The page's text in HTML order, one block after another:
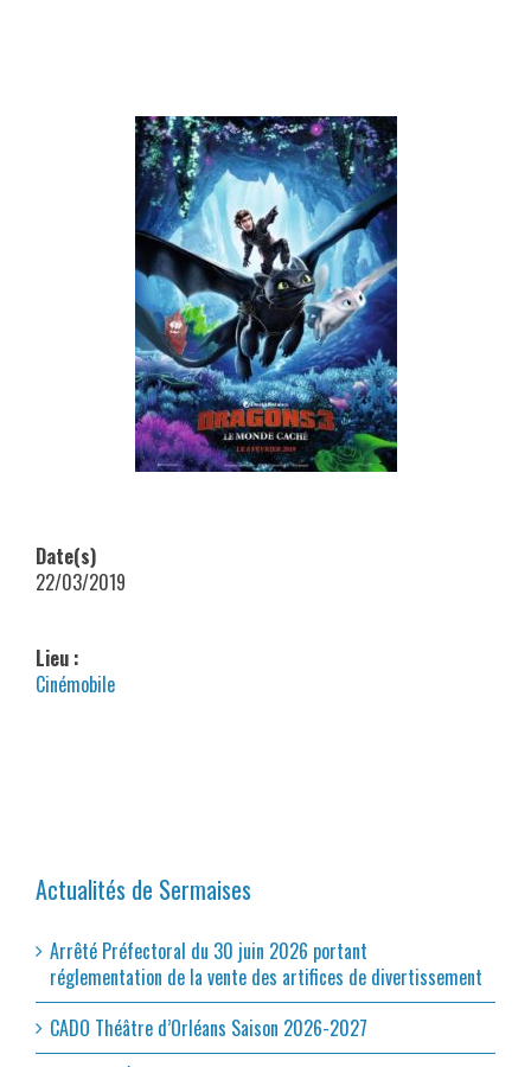
Date(s)
22/03/2019
Lieu :
Cinémobile
Actualités de Sermaises
Arrêté Préfectoral du 30 juin 2026 portant
réglementation de la vente des artifices de divertissement
CADO Théâtre d’Orléans Saison 2026-2027